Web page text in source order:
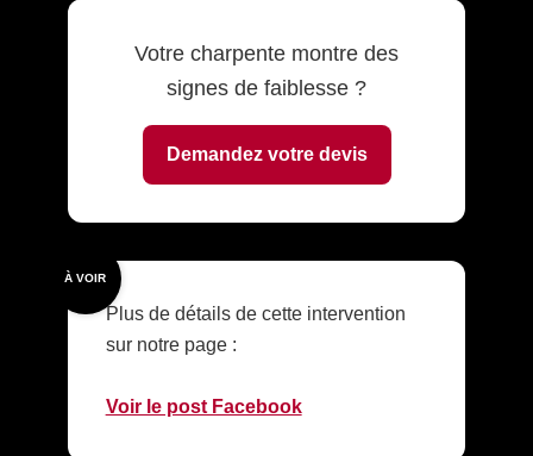
Votre charpente montre des
signes de faiblesse ?
Demandez votre devis
À VOIR
Plus de détails de cette intervention
sur notre page :
Voir le post Facebook